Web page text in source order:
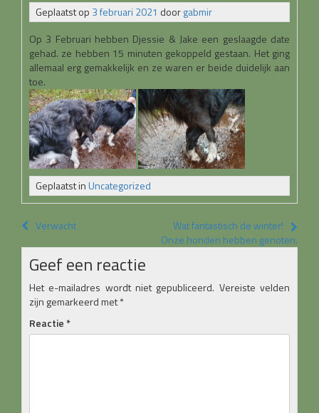
Geplaatst op 3 februari 2021 doorgabmir
Op 3 Februari hebben Djessie & Jake een geslaagde date
gehad. ze hebben 15 minuten gekoppeld gestaan. Het ging
allemaal erg gemakkelijk en ze waren er beide duidelijk aan
toe.
Geplaatst inUncategorized
Bericht
navigatie
Verwacht
Wat fantastisch de winter!
Onze honden hebben genoten.
Geef een reactie
Het e-mailadres wordt niet gepubliceerd. Vereiste velden
zijn gemarkeerd met*
Reactie *